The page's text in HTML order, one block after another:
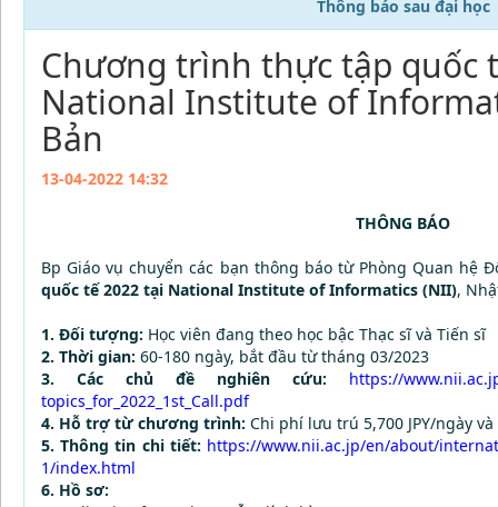
Thông báo sau đại học
Chương trình thực tập quốc
National Institute of
Bản
13-04-2022 14:32
THÔNG BÁO
Bp Giáo vụ chuyển các bạn thông báo từ Phòng Quan hệ
quốc tế 2022 tại National Institute of Informatics (NII),
1. Đối tượng: Học viên đang theo học bậc Thạc sĩ và Tiến sĩ
2. Thời gian: 60-180 ngày, bắt đầu từ tháng 03/2023
3. Các chủ đề nghiên cứu:
https://
topics_for_2022_1st_Call.pdf
4. Hỗ trợ từ chương trình: Chi phí lưu trú 5,700 JPY/ngày
5. Thông tin chi tiết: https://www.nii.ac.jp/en/about/
1/index.html
6. Hồ sơ: